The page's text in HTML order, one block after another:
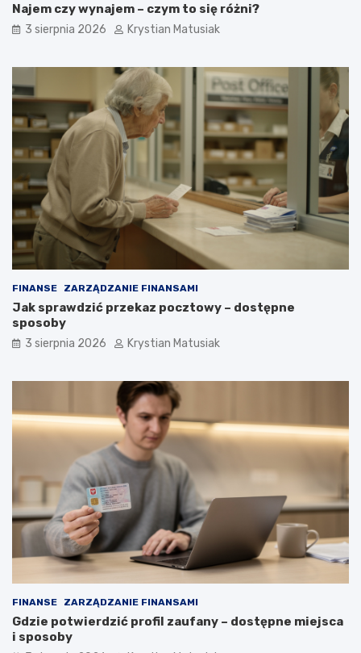
Najem czy wynajem – czym to się różni?
3 sierpnia 2026 Krystian Matusiak
FINANSE ZARZĄDZANIE FINANSAMI
Jak sprawdzić przekaz pocztowy – dostępne
sposoby
3 sierpnia 2026 Krystian Matusiak
FINANSE ZARZĄDZANIE FINANSAMI
Gdzie potwierdzić profil zaufany – dostępne miejsca
i sposoby